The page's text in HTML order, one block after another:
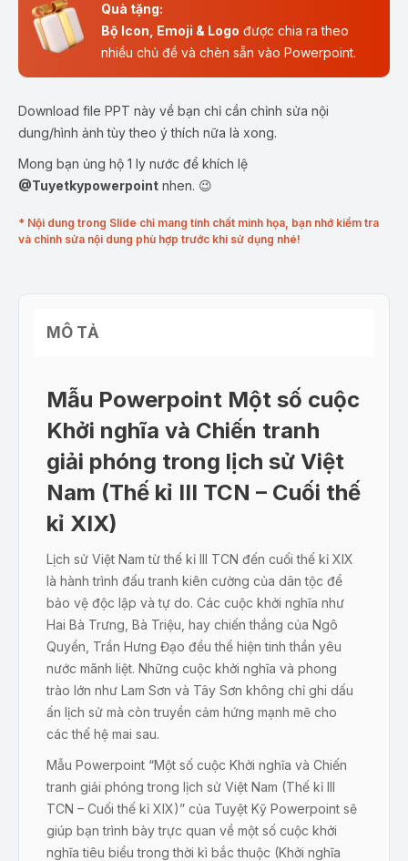
Quà tặng:
Bộ Icon, Emoji & Logo được chia ra theo
nhiều chủ đề và chèn sẵn vào Powerpoint.
Download file PPT này về bạn chỉ cần chỉnh sửa nội
dung/hình ảnh tùy theo ý thích nữa là xong.
Mong bạn ủng hộ 1 ly nước để khích lệ
@Tuyetkypowerpoint nhen. 😉
* Nội dung trong Slide chỉ mang tính chất minh họa, bạn nhớ kiểm tra
và chỉnh sửa nội dung phù hợp trước khi sử dụng nhé!
MÔ TẢ
Mẫu Powerpoint Một số cuộc
Khởi nghĩa và Chiến tranh
giải phóng trong lịch sử Việt
Nam (Thế kỉ III TCN – Cuối thế
kỉ XIX)
Lịch sử Việt Nam từ thế kỉ III TCN đến cuối thế kỉ XIX
là hành trình đấu tranh kiên cường của dân tộc để
bảo vệ độc lập và tự do. Các cuộc khởi nghĩa như
Hai Bà Trưng, Bà Triệu, hay chiến thắng của Ngô
Quyền, Trần Hưng Đạo đều thể hiện tinh thần yêu
nước mãnh liệt. Những cuộc khởi nghĩa và phong
trào lớn như Lam Sơn và Tây Sơn không chỉ ghi dấu
ấn lịch sử mà còn truyền cảm hứng mạnh mẽ cho
các thế hệ mai sau.
Mẫu Powerpoint “Một số cuộc Khởi nghĩa và Chiến
tranh giải phóng trong lịch sử Việt Nam (Thế kỉ III
TCN – Cuối thế kỉ XIX)” của Tuyệt Kỹ Powerpoint sẽ
giúp bạn trình bày trực quan về một số cuộc khởi
nghĩa tiêu biểu trong thời kì bắc thuộc (Khởi nghĩa